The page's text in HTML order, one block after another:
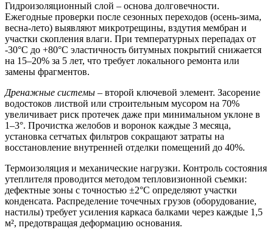
Гидроизоляционный слой – основа долговечности.
Ежегодные проверки после сезонных переходов (осень-зима,
весна-лето) выявляют микротрещины, вздутия мембран и
участки скопления влаги. При температурных перепадах от
-30°C до +80°C эластичность битумных покрытий снижается
на 15–20% за 5 лет, что требует локального ремонта или
замены фрагментов.
Дренажные системы – второй ключевой элемент. Засорение
водостоков листвой или строительным мусором на 70%
увеличивает риск протечек даже при минимальном уклоне в
1–3°. Прочистка желобов и воронок каждые 3 месяца,
установка сетчатых фильтров сокращают затраты на
восстановление внутренней отделки помещений до 40%.
Термоизоляция и механические нагрузки. Контроль состояния
утеплителя проводится методом тепловизионной съемки:
дефектные зоны с точностью ±2°С определяют участки
конденсата. Распределение точечных грузов (оборудование,
настилы) требует усиления каркаса балками через каждые 1,5
м², предотвращая деформацию основания.